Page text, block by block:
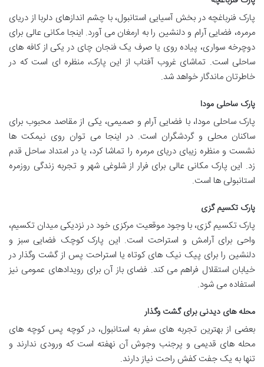
پارک فنرباغچه در بخش آسیایی استانبول، با چشم اندازهای دلربا از دریای
مرمره، فضایی آرام و دلنشین را به ارمغان می آورد. اینجا مکانی عالی برای
دوچرخه سواری، پیاده روی یا صرف یک فنجان چای در یکی از کافه های
ساحلی است. تماشای غروب آفتاب از این پارک، منظره ای است که در
خاطرتان ماندگار خواهد شد.
پارک ساحلی مودا
پارک ساحلی مودا، با فضایی آرام و صمیمی، یکی از مقاصد محبوب برای
ساکنان محلی و گردشگران است. در اینجا می توان روی نیمکت ها
نشست و منظره زیبای دریای مرمره را تماشا کرد، یا در امتداد ساحل قدم
زد. این پارک مکانی عالی برای فرار از شلوغی شهر و تجربه زندگی روزمره
استانبولی ها است.
پارک تکسیم گزی
پارک تکسیم گزی، با وجود موقعیت مرکزی خود در نزدیکی میدان تکسیم،
واحی برای آرامش و استراحت است. این پارک کوچک فضایی سبز و
دلنشین را برای پیک نیک های کوتاه یا استراحت پس از گشت وگذار در
خیابان استقلال فراهم می کند. فضای باز آن برای رویدادهای عمومی نیز
استفاده می شود.
محله های دیدنی برای گشت وگذار
بعضی از بهترین تجربه های سفر به استانبول، در کوچه پس کوچه های
محله های قدیمی و پرجنب وجوش آن نهفته است که ورودی ندارند و
تنها به یک جفت کفش راحت نیاز دارند.